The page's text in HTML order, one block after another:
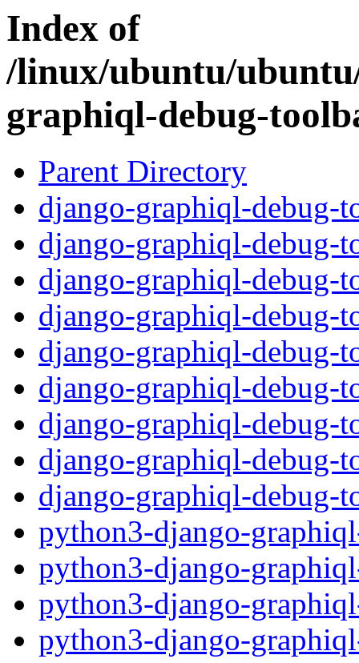
Index of
/linux/ubuntu/
graphiql-debug-
Parent Directory
django-graphiql-debug-
django-graphiql-debug-
django-graphiql-debug-
django-graphiql-debug-
django-graphiql-debug-
django-graphiql-debug-
django-graphiql-debug-
django-graphiql-debug-
django-graphiql-debug-
python3-django-
python3-django-
python3-django-
python3-django-